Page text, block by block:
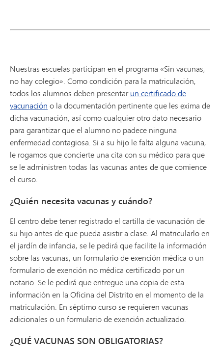
Nuestras escuelas participan en el programa «Sin vacunas,
no hay colegio». Como condición para la matriculación,
todos los alumnos deben presentarun certificado de
vacunación o la documentación pertinente que les exima de
dicha vacunación, así como cualquier otro dato necesario
para garantizar que el alumno no padece ninguna
enfermedad contagiosa. Si a su hijo le falta alguna vacuna,
le rogamos que concierte una cita con su médico para que
se le administren todas las vacunas antes de que comience
el curso.
¿Quién necesita vacunas y cuándo?
El centro debe tener registrado el cartilla de vacunación de
su hijo antes de que pueda asistir a clase. Al matricularlo en
el jardín de infancia, se le pedirá que facilite la información
sobre las vacunas, un formulario de exención médica o un
formulario de exención no médica certificado por un
notario. Se le pedirá que entregue una copia de esta
información en la Oficina del Distrito en el momento de la
matriculación. En séptimo curso se requieren vacunas
adicionales o un formulario de exención actualizado.
¿QUÉ VACUNAS SON OBLIGATORIAS?